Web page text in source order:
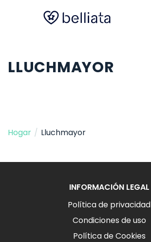
LLUCHMAYOR
Hogar / Lluchmayor
INFORMACIÓN LEGAL
Política de privacidad
Condiciones de uso
Política de Cookies